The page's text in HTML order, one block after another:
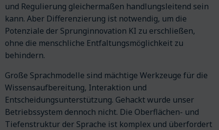
und Regulierung gleichermaßen handlungsleitend sein
kann. Aber Differenzierung ist notwendig, um die
Potenziale der Sprunginnovation KI zu erschließen,
ohne die menschliche Entfaltungsmöglichkeit zu
behindern.
Große Sprachmodelle sind mächtige Werkzeuge für die
Wissensaufbereitung, Interaktion und
Entscheidungsunterstützung. Gehackt wurde unser
Betriebssystem dennoch nicht. Die Oberflächen- und
Tiefenstruktur der Sprache ist komplex und überfordert